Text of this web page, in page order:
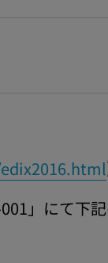
」にて下記